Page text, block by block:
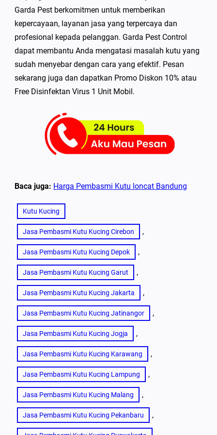
Garda Pest berkomitmen untuk memberikan
kepercayaan, layanan jasa yang terpercaya dan
profesional kepada pelanggan. Garda Pest Control
dapat membantu Anda mengatasi masalah kutu yang
sudah menyebar dengan cara yang efektif. Pesan
sekarang juga dan dapatkan Promo Diskon 10% atau
Free Disinfektan Virus 1 Unit Mobil.
Baca juga: Harga Pembasmi Kutu loncat Bandung
Kutu Kucing
Jasa Pembasmi Kutu Kucing Cirebon ,
Jasa Pembasmi Kutu Kucing Depok ,
Jasa Pembasmi Kutu Kucing Garut ,
Jasa Pembasmi Kutu Kucing Jakarta ,
Jasa Pembasmi Kutu Kucing Jatinangor ,
Jasa Pembasmi Kutu Kucing Jogja ,
Jasa Pembasmi Kutu Kucing Karawang ,
Jasa Pembasmi Kutu Kucing Lampung ,
Jasa Pembasmi Kutu Kucing Malang ,
Jasa Pembasmi Kutu Kucing Pekanbaru ,